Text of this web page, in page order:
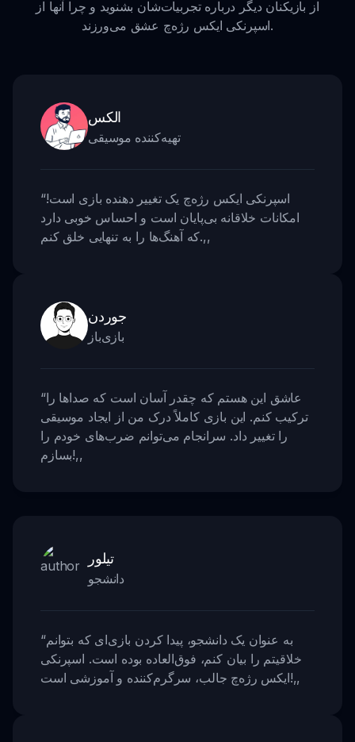
از بازیکنان دیگر درباره تجربیات‌شان بشنوید و چرا آنها از
اسپرنکی ایکس رژه‌چ عشق می‌ورزند.
الکس
تهیه‌کننده موسیقی
“اسپرنکی ایکس رژه‌چ یک تغییر دهنده بازی است!
امکانات خلاقانه بی‌پایان است و احساس خوبی دارد
که آهنگ‌ها را به تنهایی خلق کنم.,,
جوردن
بازی‌باز
“عاشق این هستم که چقدر آسان است که صداها را
ترکیب کنم. این بازی کاملاً درک من از ایجاد موسیقی
را تغییر داد. سرانجام می‌توانم ضرب‌های خودم را
بسازم!,,
تیلور
دانشجو
“به عنوان یک دانشجو، پیدا کردن بازی‌ای که بتوانم
خلاقیتم را بیان کنم، فوق‌العاده بوده است. اسپرنکی
ایکس رژه‌چ جالب، سرگرم‌کننده و آموزشی است!,,